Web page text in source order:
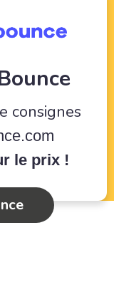
du
pour pouvoir
consignes
le prix !